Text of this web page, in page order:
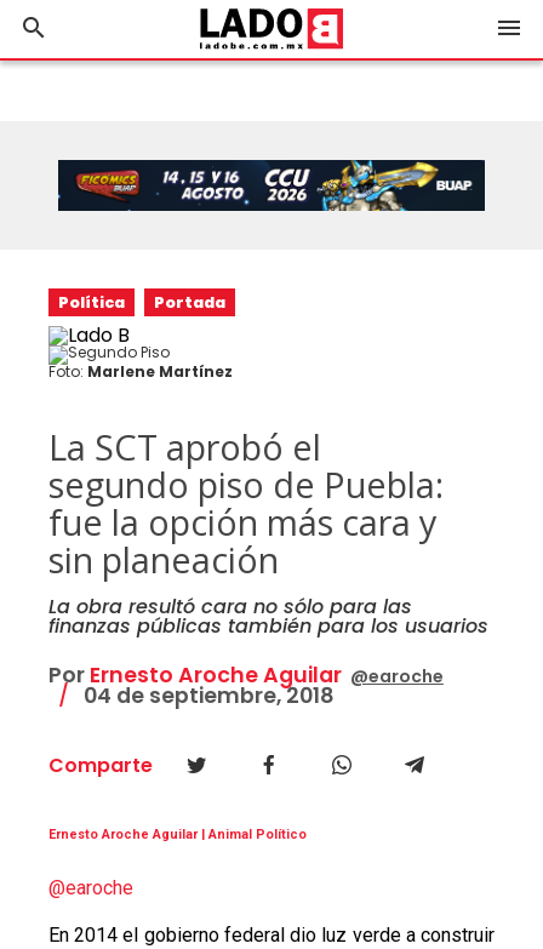
search menu
Política Portada
Foto: Marlene Martínez
La SCT aprobó el
segundo piso de Puebla:
fue la opción más cara y
sin planeación
La obra resultó cara no sólo para las
finanzas públicas también para los usuarios
Por Ernesto Aroche Aguilar @earoche
04 de septiembre, 2018
Comparte
Ernesto Aroche Aguilar | Animal Político
@earoche
En 2014 el gobierno federal dio luz verde a construir